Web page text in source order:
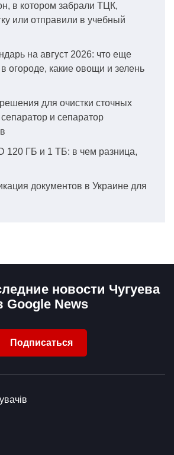
в котором забрали ТЦК,
или отправили в учебный
на август 2026: что еще
огороде, какие овощи и зелень
для очистки сточных
и сепаратор
120 ГБ и 1 ТБ: в чем разница,
документов в Украине для
новости Чугуева
Google News
Подписаться